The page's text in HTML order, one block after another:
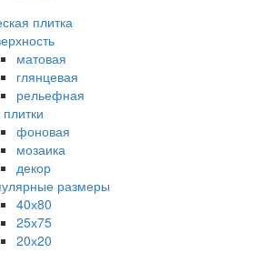
плитка
матовая
глянцевая
рельефная
фоновая
мозаика
декор
размеры
40х80
25х75
20х20